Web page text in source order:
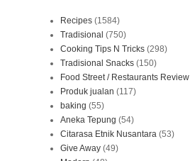
Recipes (1584)
Tradisional (750)
Cooking Tips N Tricks (298)
Tradisional Snacks (150)
Food Street / Restaurants Review
Produk jualan (117)
baking (55)
Aneka Tepung (54)
Citarasa Etnik Nusantara (53)
Give Away (49)